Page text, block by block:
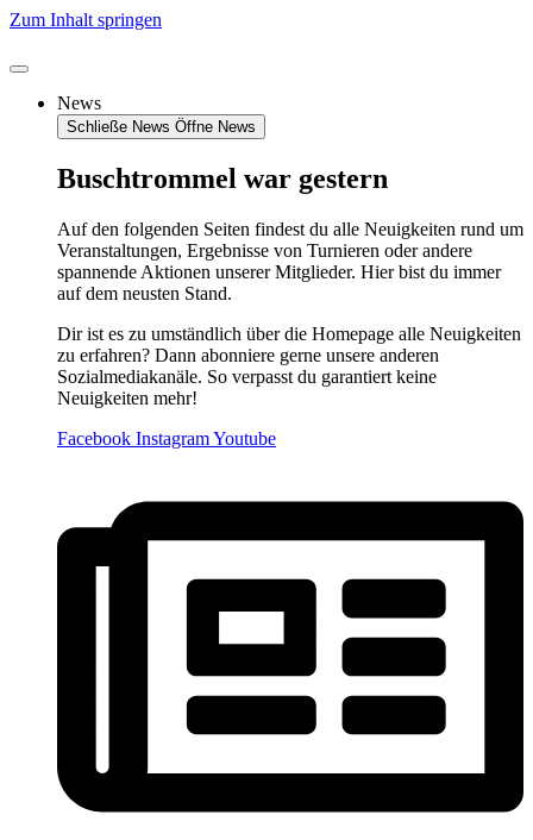
Zum Inhalt springen
News
Schließe News Öffne News
Buschtrommel war gestern
Auf den folgenden Seiten findest du alle Neuigkeiten rund um
Veranstaltungen, Ergebnisse von Turnieren oder andere
spannende Aktionen unserer Mitglieder. Hier bist du immer
auf dem neusten Stand.
Dir ist es zu umständlich über die Homepage alle Neuigkeiten
zu erfahren? Dann abonniere gerne unsere anderen
Sozialmediakanäle. So verpasst du garantiert keine
Neuigkeiten mehr!
Facebook InstagramYoutube